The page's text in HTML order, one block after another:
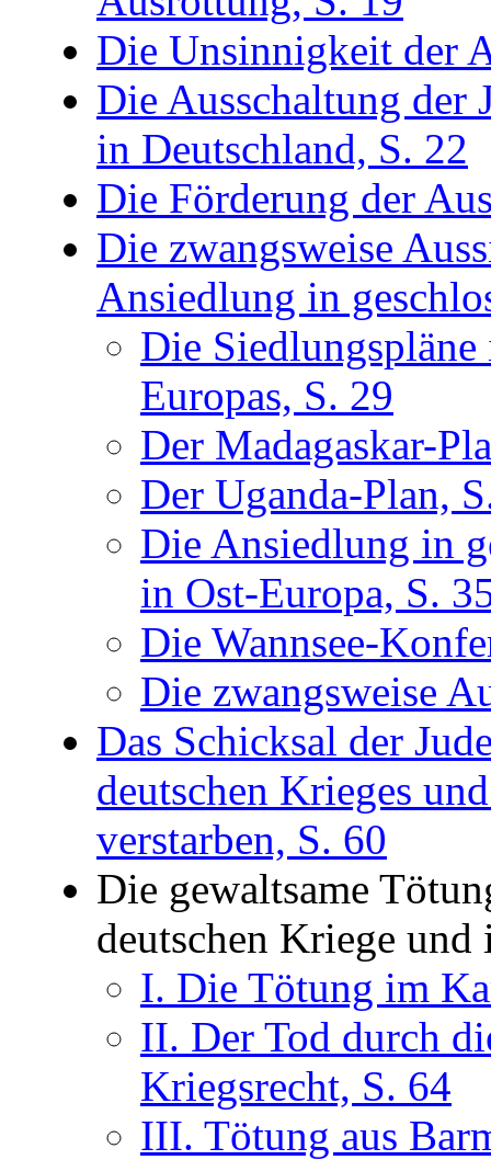
Die Unsinnigkeit der
Die Ausschaltung der
in Deutschland, S. 22
Die Förderung der
Die zwangsweise
Ansiedlung in
Die
Europas, S. 29
Der Madagaskar-
Der Uganda-Plan,
Die Ansiedlung in
in Ost-Europa, S.
Die Wannsee-
Die zwangsweise
Das Schicksal der
deutschen Krieges
verstarben, S. 60
Die gewaltsame
deutschen Kriege
I. Die Tötung im
II. Der Tod durch
Kriegsrecht, S. 64
III. Tötung aus